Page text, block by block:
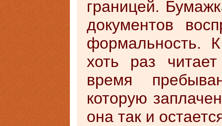
границей.
документов
формальность.
хоть раз
время
которую
она так и